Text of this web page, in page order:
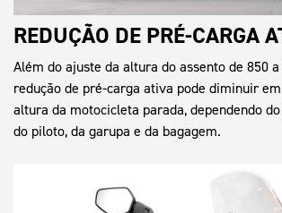
REDUÇÃO DE PRÉ-CARGA
Além do ajuste da altura do assento de 850
redução de pré-carga ativa pode diminuir
altura da motocicleta parada, dependendo
do piloto, da garupa e da bagagem.